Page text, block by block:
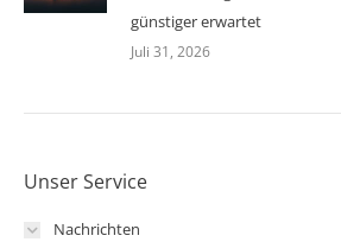
günstiger erwartet
Juli 31, 2026
Unser Service
Nachrichten